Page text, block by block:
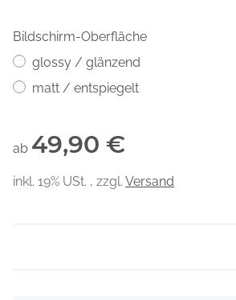
Bildschirm-Oberfläche
glossy / glänzend
matt / entspiegelt
ab 49,90 €
inkl. 19% USt. , zzgl. Versand